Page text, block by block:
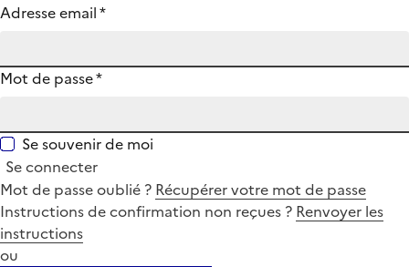
Adresse email*
Mot de passe*
Se souvenir de moi
Se connecter
Mot de passe oublié ? Récupérer votre mot de passe
Instructions de confirmation non reçues ? Renvoyer les
instructions
ou